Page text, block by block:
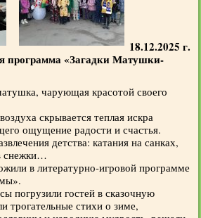
18.12.2025 г.
программа «Загадки Матушки-
чарующая красотой своего
скрывается теплая искра
ощущение радости и счастья.
детства: катания на санках,
снежки…
в литературно-игровой программе
погрузили гостей в сказочную
трогательные стихи о зиме,